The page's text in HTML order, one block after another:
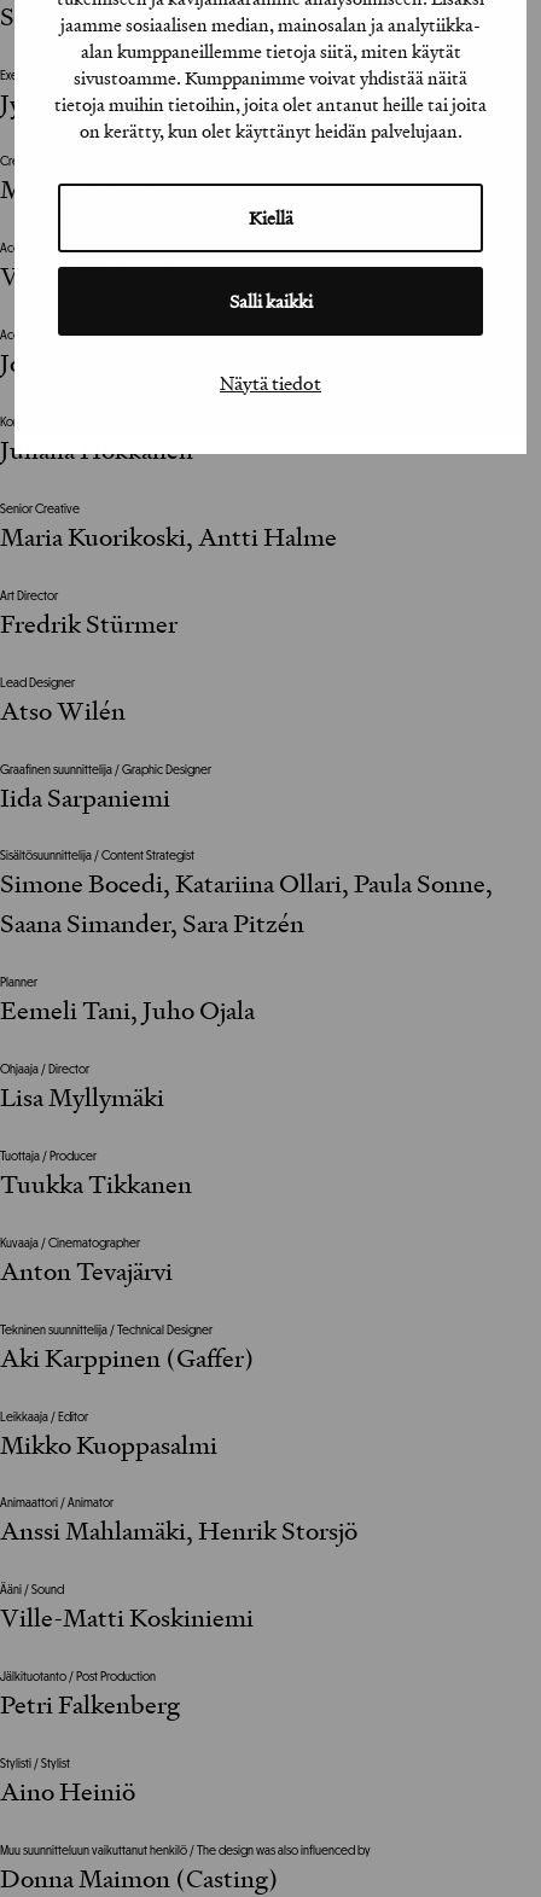
jaamme sosiaalisen median, mainosalan ja analytiikka-
alan kumppaneillemme tietoja siitä, miten käytät
sivustoamme. Kumppanimme voivat yhdistää näitä
tietoja muihin tietoihin, joita olet antanut heille tai joita
on kerätty, kun olet käyttänyt heidän palvelujaan.
Kiellä
Salli kaikki
Näytä tiedot
Sihlman, Nelli Melin, Annika Uusikari
Executive Creative Director
Jyrki Poutanen, Mikko Pietilä
Creative Director
Markus Nieminen
Account Director
Virpi Grönlund
Account Manager
Joona Stedt
Konseptisuunnittelija / Concept Designer
Juhana Hokkanen
Senior Creative
Maria Kuorikoski, Antti Halme
Art Director
Fredrik Stürmer
Lead Designer
Atso Wilén
Graafinen suunnittelija / Graphic Designer
Iida Sarpaniemi
Sisältösuunnittelija / Content Strategist
Simone Bocedi, Katariina Ollari, Paula Sonne,
Saana Simander, Sara Pitzén
Planner
Eemeli Tani, Juho Ojala
Ohjaaja / Director
Lisa Myllymäki
Tuottaja / Producer
Tuukka Tikkanen
Kuvaaja / Cinematographer
Anton Tevajärvi
Tekninen suunnittelija / Technical Designer
Aki Karppinen (Gaffer)
Leikkaaja / Editor
Mikko Kuoppasalmi
Animaattori / Animator
Anssi Mahlamäki, Henrik Storsjö
Ääni / Sound
Ville-Matti Koskiniemi
Jälkituotanto / Post Production
Petri Falkenberg
Stylisti / Stylist
Aino Heiniö
Muu suunnitteluun vaikuttanut henkilö / The design was also influenced by
Donna Maimon (Casting)